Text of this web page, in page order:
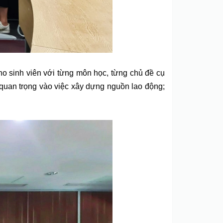
sinh viên với từng môn học, từng chủ đề cụ
trọng vào việc xây dựng nguồn lao động;